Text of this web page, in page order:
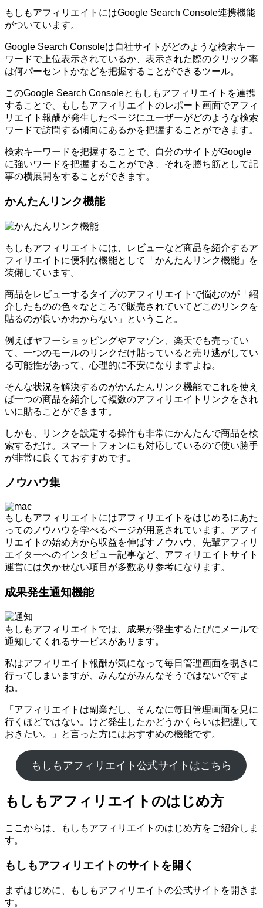
もしもアフィリエイトにはGoogle Search Console連携機能
がついています。
Google Search Consoleは自社サイトがどのような検索キー
ワードで上位表示されているか、表示された際のクリック率
は何パーセントかなどを把握することができるツール。
このGoogle Search Consoleともしもアフィリエイトを連携
することで、もしもアフィリエイトのレポート画面でアフィ
リエイト報酬が発生したページにユーザーがどのような検索
ワードで訪問する傾向にあるかを把握することができます。
検索キーワードを把握することで、自分のサイトがGoogle
に強いワードを把握することができ、それを勝ち筋として記
事の横展開をすることができます。
かんたんリンク機能
もしもアフィリエイトには、レビューなど商品を紹介するア
フィリエイトに便利な機能として「かんたんリンク機能」を
装備しています。
商品をレビューするタイプのアフィリエイトで悩むのが「紹
介したものの色々なところで販売されていてどこのリンクを
貼るのが良いかわからない」ということ。
例えばヤフーショッピングやアマゾン、楽天でも売ってい
て、一つのモールのリンクだけ貼っていると売り逃がしてい
る可能性があって、心理的に不安になりますよね。
そんな状況を解決するのがかんたんリンク機能でこれを使え
ば一つの商品を紹介して複数のアフィリエイトリンクをきれ
いに貼ることができます。
しかも、リンクを設定する操作も非常にかんたんで商品を検
索するだけ。スマートフォンにも対応しているので使い勝手
が非常に良くておすすめです。
ノウハウ集
もしもアフィリエイトにはアフィリエイトをはじめるにあた
ってのノウハウを学べるページが用意されています。アフィ
リエイトの始め方から収益を伸ばすノウハウ、先輩アフィリ
エイターへのインタビュー記事など、アフィリエイトサイト
運営には欠かせない項目が多数あり参考になります。
成果発生通知機能
もしもアフィリエイトでは、成果が発生するたびにメールで
通知してくれるサービスがあります。
私はアフィリエイト報酬が気になって毎日管理画面を覗きに
行ってしまいますが、みんながみんなそうではないですよ
ね。
「アフィリエイトは副業だし、そんなに毎日管理画面を見に
行くほどではない。けど発生したかどうかくらいは把握して
おきたい。」と言った方にはおすすめの機能です。
もしもアフィリエイト公式サイトはこちら
もしもアフィリエイトのはじめ方
ここからは、もしもアフィリエイトのはじめ方をご紹介しま
す。
もしもアフィリエイトのサイトを開く
まずはじめに、もしもアフィリエイトの公式サイトを開きま
す。